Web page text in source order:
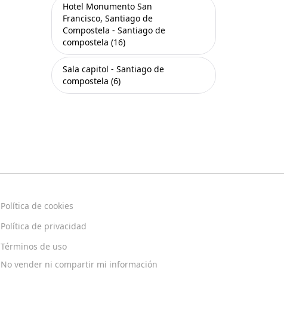
Hotel Monumento San
Francisco, Santiago de
Compostela - Santiago de
compostela (16)
Sala capitol - Santiago de
compostela (6)
Política de cookies
Política de privacidad
Términos de uso
No vender ni compartir mi información